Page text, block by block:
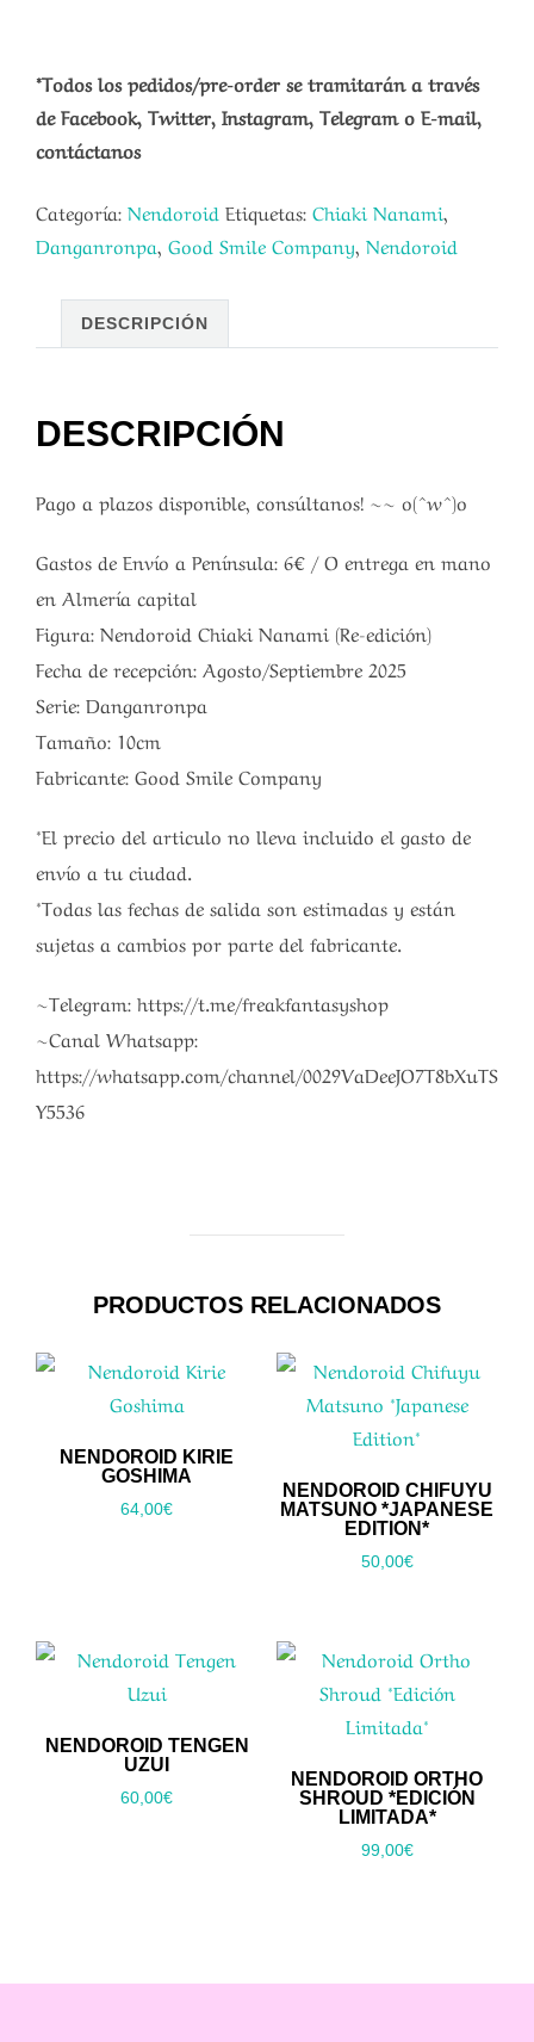
*Todos los pedidos/pre-order se tramitarán a través
de Facebook, Twitter, Instagram, Telegram o E-mail,
contáctanos
Categoría: Nendoroid Etiquetas: Chiaki Nanami
Danganronpa Good Smile Company Nendoroid
DESCRIPCIÓN
DESCRIPCIÓN
Pago a plazos disponible, consúltanos! ~~ o(^w^)o
Gastos de Envío a Península: 6€ / O entrega en mano
en Almería capital
Figura: Nendoroid Chiaki Nanami (Re-edición)
Fecha de recepción: Agosto/Septiembre 2025
Serie: Danganronpa
Tamaño: 10cm
Fabricante: Good Smile Company
*El precio del articulo no lleva incluido el gasto de
envío a tu ciudad.
*Todas las fechas de salida son estimadas y están
sujetas a cambios por parte del fabricante.
~Telegram: https://t.me/freakfantasyshop
~Canal Whatsapp:
https://whatsapp.com/channel/0029VaDeeJO7T8bXuTS
Y5536
PRODUCTOS RELACIONADOS
NENDOROID KIRIE
GOSHIMA
64,00€
NENDOROID CHIFUYU
MATSUNO *JAPANESE
EDITION*
50,00€
NENDOROID TENGEN
UZUI
60,00€
NENDOROID ORTHO
SHROUD *EDICIÓN
LIMITADA*
99,00€